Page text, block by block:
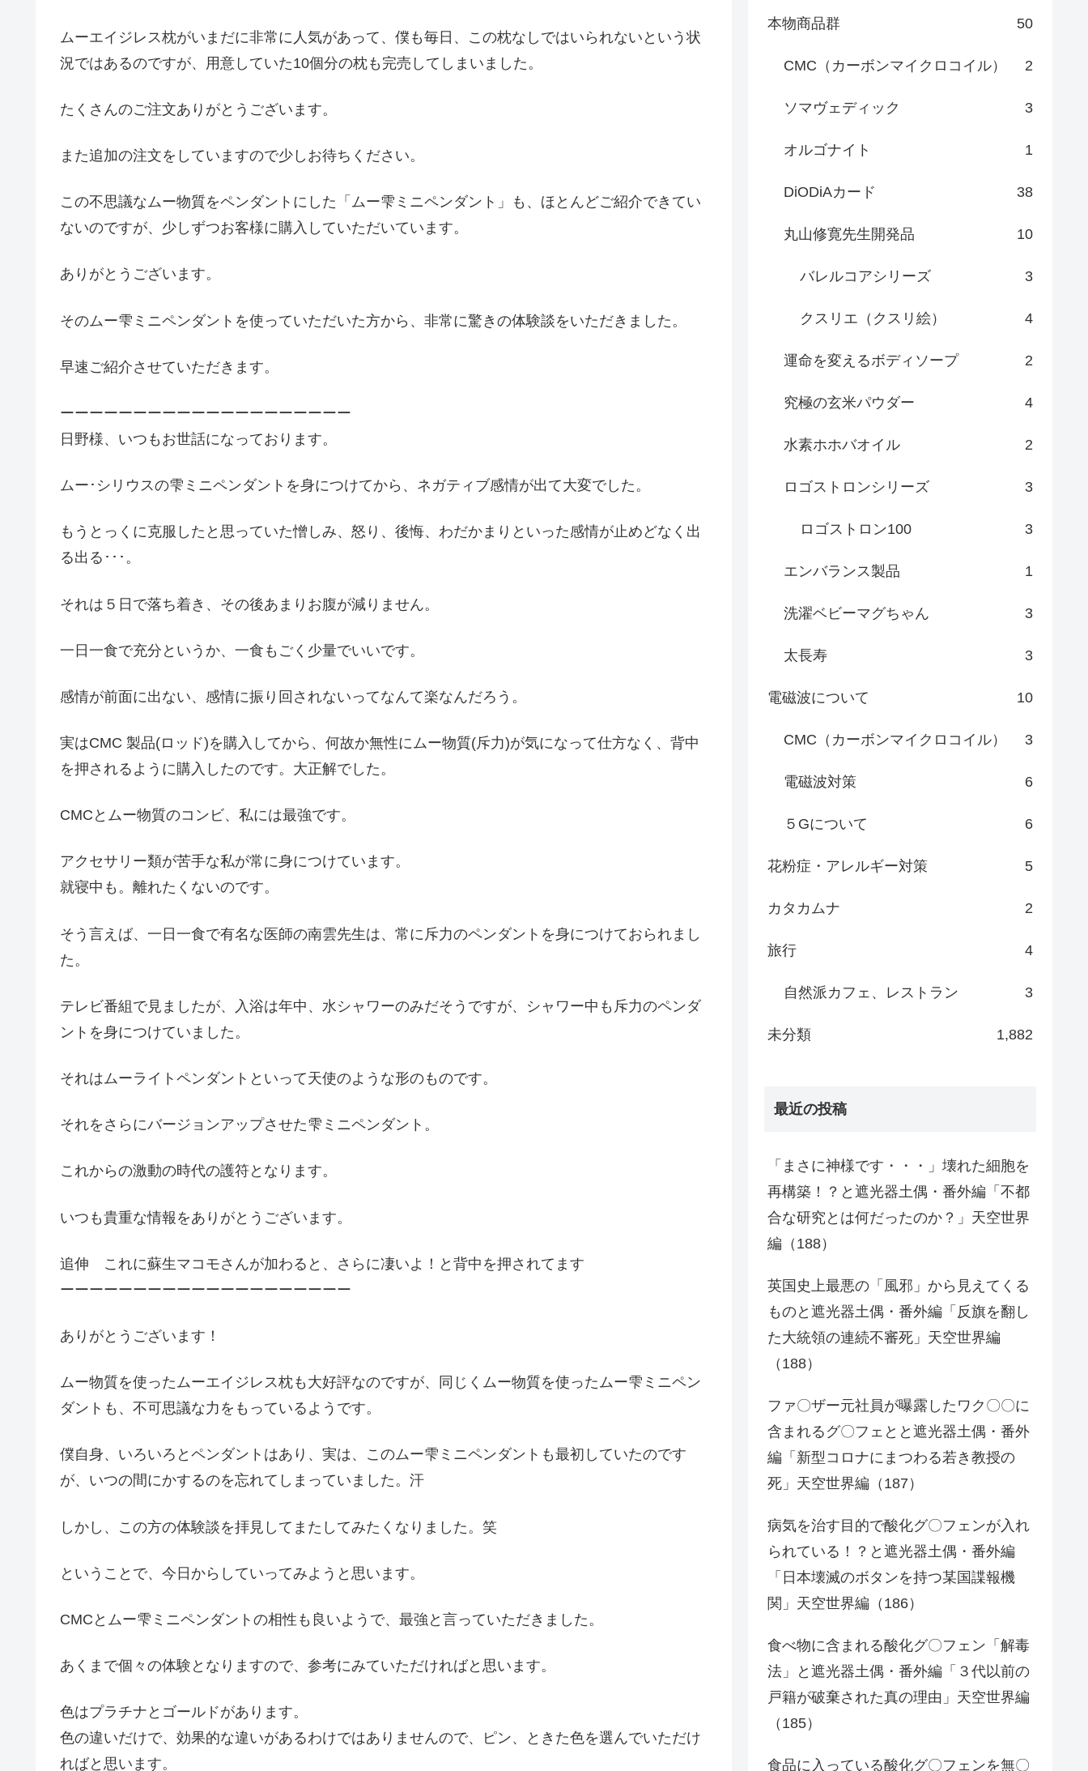
ムーエイジレス枕がいまだに非常に人気があって、僕も毎日、この枕なしではいられないという状
況ではあるのですが、用意していた10個分の枕も完売してしまいました。
たくさんのご注文ありがとうございます。
また追加の注文をしていますので少しお待ちください。
この不思議なムー物質をペンダントにした「ムー雫ミニペンダント」も、ほとんどご紹介できてい
ないのですが、少しずつお客様に購入していただいています。
ありがとうございます。
そのムー雫ミニペンダントを使っていただいた方から、非常に驚きの体験談をいただきました。
早速ご紹介させていただきます。
ーーーーーーーーーーーーーーーーーーーー
日野様、いつもお世話になっております。
ムー･シリウスの雫ミニペンダントを身につけてから、ネガティブ感情が出て大変でした。
もうとっくに克服したと思っていた憎しみ、怒り、後悔、わだかまりといった感情が止めどなく出
る出る･･･。
それは５日で落ち着き、その後あまりお腹が減りません。
一日一食で充分というか、一食もごく少量でいいです。
感情が前面に出ない、感情に振り回されないってなんて楽なんだろう。
実はCMC 製品(ロッド)を購入してから、何故か無性にムー物質(斥力)が気になって仕方なく、背中
を押されるように購入したのです。大正解でした。
CMCとムー物質のコンビ、私には最強です。
アクセサリー類が苦手な私が常に身につけています。
就寝中も。離れたくないのです。
そう言えば、一日一食で有名な医師の南雲先生は、常に斥力のペンダントを身につけておられまし
た。
テレビ番組で見ましたが、入浴は年中、水シャワーのみだそうですが、シャワー中も斥力のペンダ
ントを身につけていました。
それはムーライトペンダントといって天使のような形のものです。
それをさらにバージョンアップさせた雫ミニペンダント。
これからの激動の時代の護符となります。
いつも貴重な情報をありがとうございます。
追伸 これに蘇生マコモさんが加わると、さらに凄いよ！と背中を押されてます
ーーーーーーーーーーーーーーーーーーーー
ありがとうございます！
ムー物質を使ったムーエイジレス枕も大好評なのですが、同じくムー物質を使ったムー雫ミニペン
ダントも、不可思議な力をもっているようです。
僕自身、いろいろとペンダントはあり、実は、このムー雫ミニペンダントも最初していたのです
が、いつの間にかするのを忘れてしまっていました。汗
しかし、この方の体験談を拝見してまたしてみたくなりました。笑
ということで、今日からしていってみようと思います。
CMCとムー雫ミニペンダントの相性も良いようで、最強と言っていただきました。
あくまで個々の体験となりますので、参考にみていただければと思います。
色はプラチナとゴールドがあります。
色の違いだけで、効果的な違いがあるわけではありませんので、ピン、ときた色を選んでいただけ
ればと思います。
本物商品群 50
CMC（カーボンマイクロコイル） 2
ソマヴェディック 3
オルゴナイト 1
DiODiAカード 38
丸山修寛先生開発品 10
バレルコアシリーズ 3
クスリエ（クスリ絵） 4
運命を変えるボディソープ 2
究極の玄米パウダー 4
水素ホホバオイル 2
ロゴストロンシリーズ 3
ロゴストロン100 3
エンバランス製品 1
洗濯ベビーマグちゃん 3
太長寿 3
電磁波について 10
CMC（カーボンマイクロコイル） 3
電磁波対策 6
５Gについて 6
花粉症・アレルギー対策 5
カタカムナ 2
旅行 4
自然派カフェ、レストラン 3
未分類 1,882
最近の投稿
「まさに神様です・・・」壊れた細胞を
再構築！？と遮光器土偶・番外編「不都
合な研究とは何だったのか？」天空世界
編（188）
英国史上最悪の「風邪」から見えてくる
ものと遮光器土偶・番外編「反旗を翻し
た大統領の連続不審死」天空世界編
（188）
ファ〇ザー元社員が曝露したワク〇〇に
含まれるグ〇フェとと遮光器土偶・番外
編「新型コロナにまつわる若き教授の
死」天空世界編（187）
病気を治す目的で酸化グ〇フェンが入れ
られている！？と遮光器土偶・番外編
「日本壊滅のボタンを持つ某国諜報機
関」天空世界編（186）
食べ物に含まれる酸化グ〇フェン「解毒
法」と遮光器土偶・番外編「３代以前の
戸籍が破棄された真の理由」天空世界編
（185）
食品に入っている酸化グ〇フェンを無〇